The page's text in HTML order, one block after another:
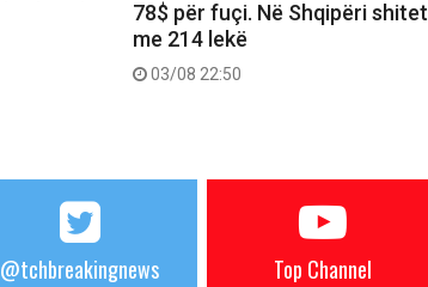
78$ për fuçi. Në Shqipëri shitet
me 214 lekë
03/08 22:50
@tchbreakingnews Top Channel